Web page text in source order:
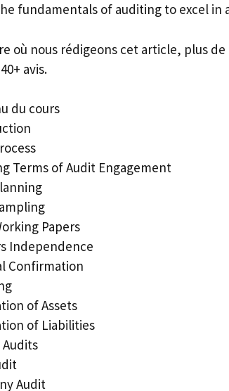
fundamentals of auditing to excel in
où nous rédigeons cet article, plus
avis.
du cours
Terms of Audit Engagement
Papers
Independence
Confirmation
of Assets
of Liabilities
Audit